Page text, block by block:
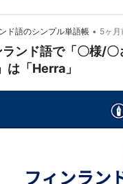
ド語のシンプル単語帳 • 5ヶ月
ランド語で「〇様/
は「Herra」